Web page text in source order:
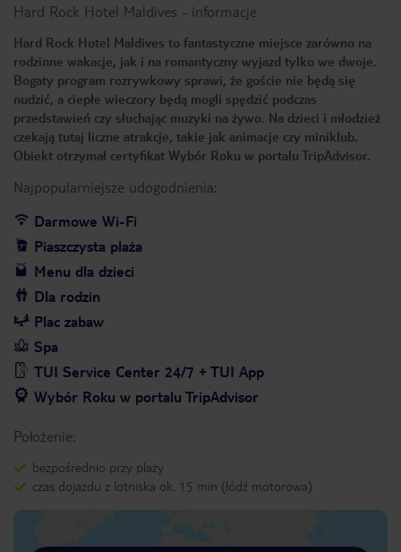
Hard Rock Hotel Maldives - informacje
Hard Rock Hotel Maldives to fantastyczne miejsce zarówno na
rodzinne wakacje, jak i na romantyczny wyjazd tylko we dwoje.
Bogaty program rozrywkowy sprawi, że goście nie będą się
nudzić, a ciepłe wieczory będą mogli spędzić podczas
przedstawień czy słuchając muzyki na żywo. Na dzieci i młodzież
czekają tutaj liczne atrakcje, takie jak animacje czy miniklub.
Obiekt otrzymał certyfikat Wybór Roku w portalu TripAdvisor.
Najpopularniejsze udogodnienia:
Darmowe Wi-Fi
Piaszczysta plaża
Menu dla dzieci
Dla rodzin
Plac zabaw
Spa
TUI Service Center 24/7 + TUI App
Wybór Roku w portalu TripAdvisor
Położenie:
bezpośrednio przy plaży
czas dojazdu z lotniska ok. 15 min (łódź motorowa)